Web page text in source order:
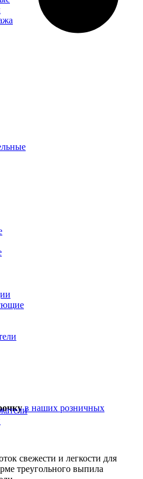
в наших розничных
свежести и легкости для
треугольного выпила